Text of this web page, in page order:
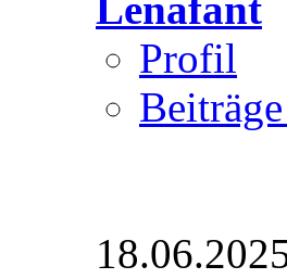
Lenafant
Profil